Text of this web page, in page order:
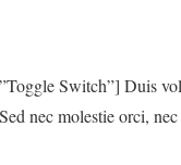
Switch”] Duis
nec molestie orci,